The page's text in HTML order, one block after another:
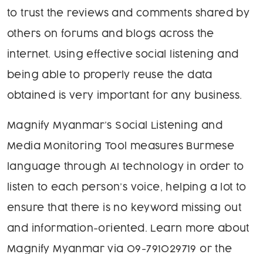
to trust the reviews and comments shared by
others on forums and blogs across the
internet. Using effective social listening and
being able to properly reuse the data
obtained is very important for any business.
Magnify Myanmar’s Social Listening and
Media Monitoring Tool measures Burmese
language through AI technology in order to
listen to each person’s voice, helping a lot to
ensure that there is no keyword missing out
and information-oriented. Learn more about
Magnify Myanmar via 09-791029719 or the